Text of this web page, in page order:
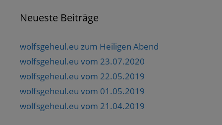
Neueste Beiträge
wolfsgeheul.eu zum Heiligen Abend
wolfsgeheul.eu vom 23.07.2020
wolfsgeheul.eu vom 22.05.2019
wolfsgeheul.eu vom 01.05.2019
wolfsgeheul.eu vom 21.04.2019